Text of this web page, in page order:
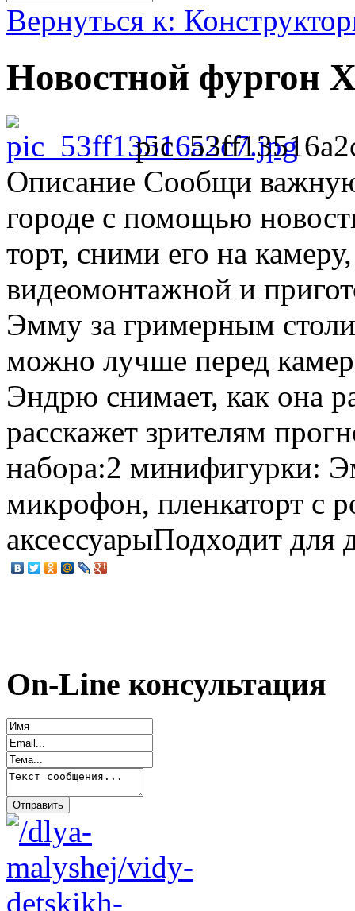
Вернуться к:
Новостной фургон
Описание Сообщи
городе с помощью
торт, сними его на
видеомонтажной и
Эмму за гримерным
можно лучше перед
Эндрю снимает, как она
расскажет зрителям
набора:2 минифигурки:
микрофон, пленкаторт с
аксессуарыПодходит для
On-Line консультация